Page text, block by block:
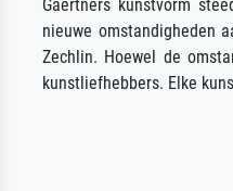
Gaertners kunstvorm
nieuwe omstandigheden
Zechlin. Hoewel de
kunstliefhebbers. Elke